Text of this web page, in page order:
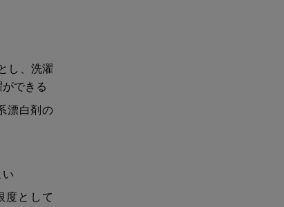
し、洗濯
できる
漂白剤の
度として